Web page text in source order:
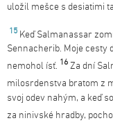
uložil mešce s desiatimi
15 Keď Salmanassar
Sennacherib. Moje cesty
nemohol ísť. 16 Za dní
milosrdenstva bratom z
svoj odev nahým, a keď
za ninivské hradby,